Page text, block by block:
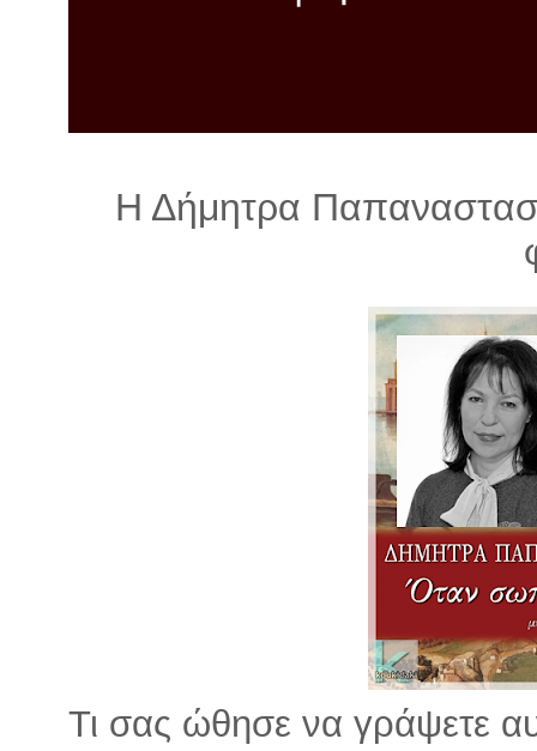
Η Δήμητρα
Τι σας ώθησε να γράψετε